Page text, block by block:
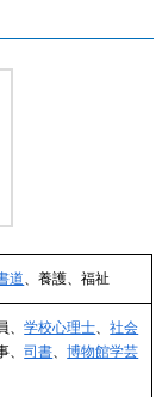
道 、養護、福祉
、学校心理士 、社会
、司書 、博物館学芸